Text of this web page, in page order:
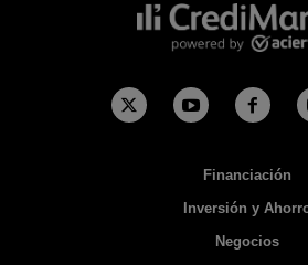
Financiación
Inversión y
Negocios